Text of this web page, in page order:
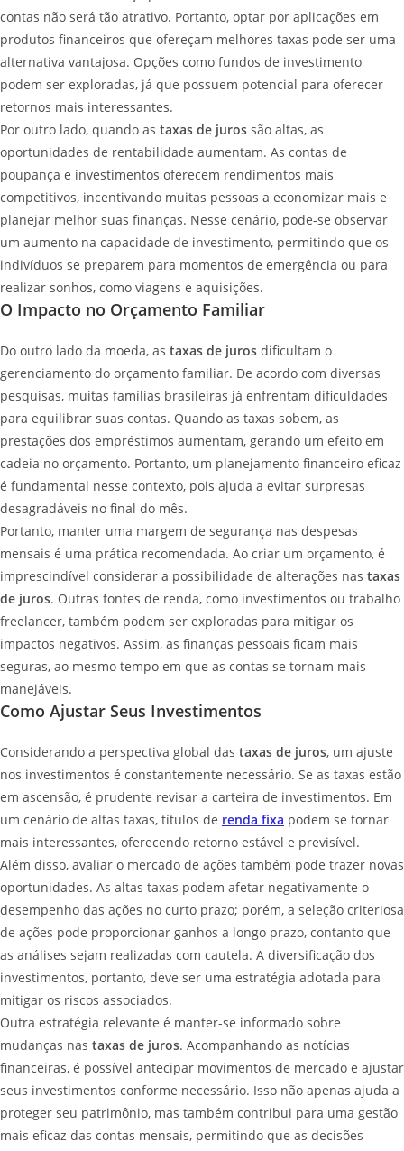
contas não será tão atrativo. Portanto, optar por aplicações em
produtos financeiros que ofereçam melhores taxas pode ser uma
alternativa vantajosa. Opções como fundos de investimento
podem ser exploradas, já que possuem potencial para oferecer
retornos mais interessantes.
Por outro lado, quando as taxas de juros são altas, as
oportunidades de rentabilidade aumentam. As contas de
poupança e investimentos oferecem rendimentos mais
competitivos, incentivando muitas pessoas a economizar mais e
planejar melhor suas finanças. Nesse cenário, pode-se observar
um aumento na capacidade de investimento, permitindo que os
indivíduos se preparem para momentos de emergência ou para
realizar sonhos, como viagens e aquisições.
O Impacto no Orçamento Familiar
Do outro lado da moeda, as taxas de juros dificultam o
gerenciamento do orçamento familiar. De acordo com diversas
pesquisas, muitas famílias brasileiras já enfrentam dificuldades
para equilibrar suas contas. Quando as taxas sobem, as
prestações dos empréstimos aumentam, gerando um efeito em
cadeia no orçamento. Portanto, um planejamento financeiro eficaz
é fundamental nesse contexto, pois ajuda a evitar surpresas
desagradáveis no final do mês.
Portanto, manter uma margem de segurança nas despesas
mensais é uma prática recomendada. Ao criar um orçamento, é
imprescindível considerar a possibilidade de alterações nas taxas
de juros. Outras fontes de renda, como investimentos ou trabalho
freelancer, também podem ser exploradas para mitigar os
impactos negativos. Assim, as finanças pessoais ficam mais
seguras, ao mesmo tempo em que as contas se tornam mais
manejáveis.
Como Ajustar Seus Investimentos
Considerando a perspectiva global das taxas de juros, um ajuste
nos investimentos é constantemente necessário. Se as taxas estão
em ascensão, é prudente revisar a carteira de investimentos. Em
um cenário de altas taxas, títulos de renda fixa podem se tornar
mais interessantes, oferecendo retorno estável e previsível.
Além disso, avaliar o mercado de ações também pode trazer novas
oportunidades. As altas taxas podem afetar negativamente o
desempenho das ações no curto prazo; porém, a seleção criteriosa
de ações pode proporcionar ganhos a longo prazo, contanto que
as análises sejam realizadas com cautela. A diversificação dos
investimentos, portanto, deve ser uma estratégia adotada para
mitigar os riscos associados.
Outra estratégia relevante é manter-se informado sobre
mudanças nas taxas de juros. Acompanhando as notícias
financeiras, é possível antecipar movimentos de mercado e ajustar
seus investimentos conforme necessário. Isso não apenas ajuda a
proteger seu patrimônio, mas também contribui para uma gestão
mais eficaz das contas mensais, permitindo que as decisões